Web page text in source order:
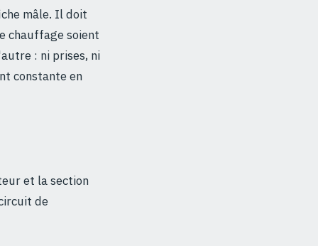
mâle. Il doit
chauffage soient
: ni prises, ni
constante en
et la section
de